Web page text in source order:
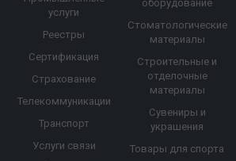
услуги
Реестры
Сертификация
Страхование
Телекоммуникации
Транспорт
Услуги связи
оборудование
Стоматологические
материалы
Строительные и
отделочные
материалы
Сувениры и
украшения
Товары для спорта